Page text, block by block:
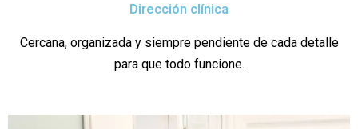
Dirección clínica
Cercana, organizada y siempre pendiente de cada detalle
para que todo funcione.